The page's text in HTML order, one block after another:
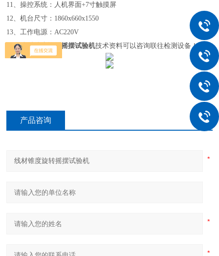
11、操控系统：人机界面+7寸触摸屏
12、机台尺寸：1860x660x1550
13、工作电源：AC220V
具体线材锥度旋转 摇摆试验机技术资料可以咨询联往检测设备！
产品咨询